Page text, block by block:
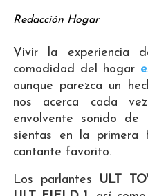
Redacción Hogar
Vivir la experiencia
comodidad del hogar
aunque parezca un
nos acerca cada
envolvente sonido
sientas en la primera
cantante favorito.
Los parlantes ULT